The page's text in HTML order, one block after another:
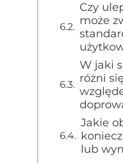
Czy
może
W jaki
różni
Jakie
lub